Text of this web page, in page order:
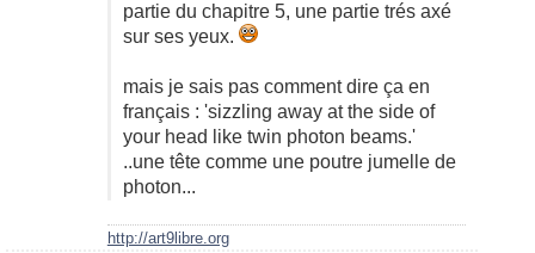
vous regarder, ils voyent à
travers vous. Même quand,
ailleurs 'out of simple primate
politeness' (sans courtoisie?),
Les yeux de Stallman restent
fixés, sizzling away at the side
of your head like twin photon
beams. (heu.. la suite bientôt ^^'
partie du chapitre 5, une partie trés axé
sur ses yeux.
mais je sais pas comment dire ça en
français : 'sizzling away at the side of
your head like twin photon beams.'
..une tête comme une poutre jumelle de
photon...
http://art9libre.org